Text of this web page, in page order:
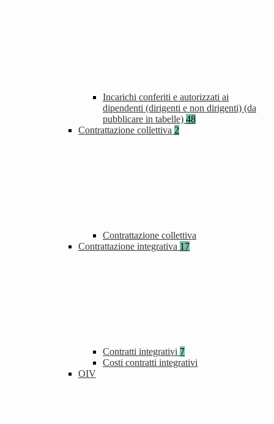
Incarichi conferiti e autorizzati ai
dipendenti (dirigenti e non dirigenti) (da
pubblicare in tabelle) 48
Contrattazione collettiva 2
Contrattazione collettiva
Contrattazione integrativa 17
Contratti integrativi 7
Costi contratti integrativi
OIV